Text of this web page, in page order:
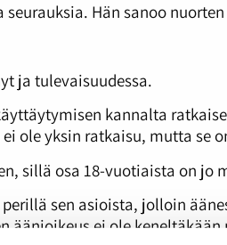
Hän sanoo
ja tulevaisuudessa.
kannalta
ole yksin ratkaisu, mutta se
sillä osa 18-vuotiaista on
sen asioista, jolloin
ei ole keneltäkään